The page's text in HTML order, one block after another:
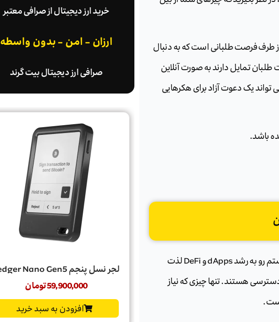
طرف فرصت طلبانی است که به دنبال
تمایل دارند به صورت آنلاین
تواند یک دعوت آزاد برای هکرهایی
باشد.
چه در حال مرور NFT باشید، چه از یک صرافی استفاده کنید یا از اکوسیستم رو به رشد dApps و DeFi لذت
هستند. تنها چیزی که نیاز
خرید ارز دیجیتال از صرافی معتبر
ارزان - امن - بدون واسطه
صرافی ارز دیجیتال بیت گرند
لجر نسل پنجم Ledger Nano Gen5
59,900,000تومان
افزودن به سبد خرید